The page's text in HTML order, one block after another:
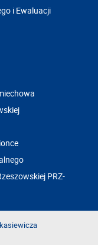
i Ewaluacji
PRZ-